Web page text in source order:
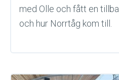
med Olle och fått en
och hur Norrtåg kom till.